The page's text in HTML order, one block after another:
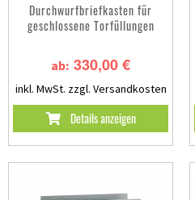
Durchwurfbriefkasten für
geschlossene Torfüllungen
ab: 330,00 €
inkl. MwSt. zzgl. Versandkosten
Details anzeigen